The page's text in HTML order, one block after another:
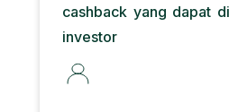
cashback yang dapat
investor